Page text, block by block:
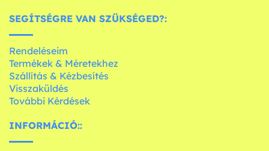
SEGÍTSÉGRE VAN SZÜKSÉGED?:
Rendeléseim
Termékek & Méretekhez
Szállítás & Kézbesítés
Visszaküldés
További Kérdések
INFORMÁCIÓ::